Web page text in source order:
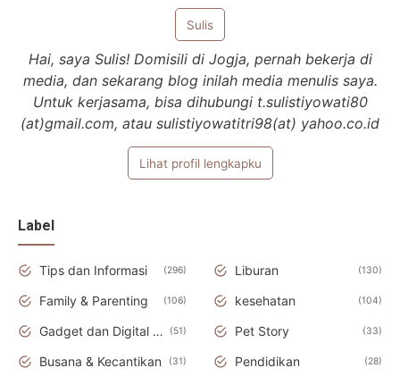
Sulis
Hai, saya Sulis! Domisili di Jogja, pernah bekerja di
media, dan sekarang blog inilah media menulis saya.
Untuk kerjasama, bisa dihubungi t.sulistiyowati80
(at)gmail.com, atau sulistiyowatitri98(at) yahoo.co.id
Lihat profil lengkapku
Label
Tips dan Informasi 296 Liburan 130
Family & Parenting 106 kesehatan 104
Gadget dan Digital Teknologi 51 Pet Story 33
Busana & Kecantikan 31 Pendidikan 28